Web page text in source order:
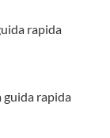
rapida
guida rapida